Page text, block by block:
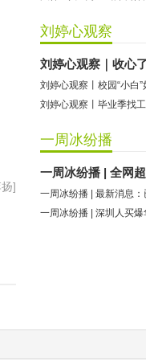
]
刘婷心观察
刘婷心观察丨校园“小白
刘婷心观察丨毕业季找
一周冰纷播
一周冰纷播 | 最新消息：
一周冰纷播 | 深圳人买爆